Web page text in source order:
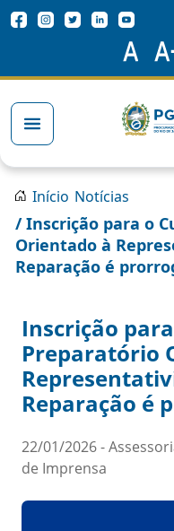
Pular para o conteúdo
Trilha de navegação
Início Notícias
/ Inscrição para o
Orientado à
Reparação é
Inscrição
Preparatório
Reparação é
22/01/2026 -
de Imprensa